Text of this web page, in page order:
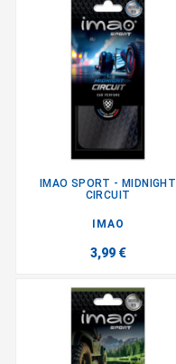
IMAO SPORT - MIDNIGHT
CIRCUIT
IMAO
3,99 €